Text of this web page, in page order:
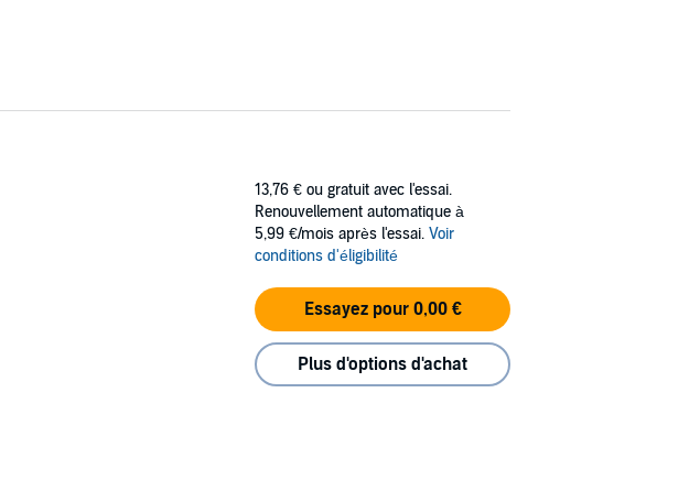
13,76 € ou gratuit avec l'essai.
Renouvellement automatique à
5,99 €/mois après l'essai. Voir
conditions d'éligibilité
Essayez pour 0,00 €
Plus d'options d'achat